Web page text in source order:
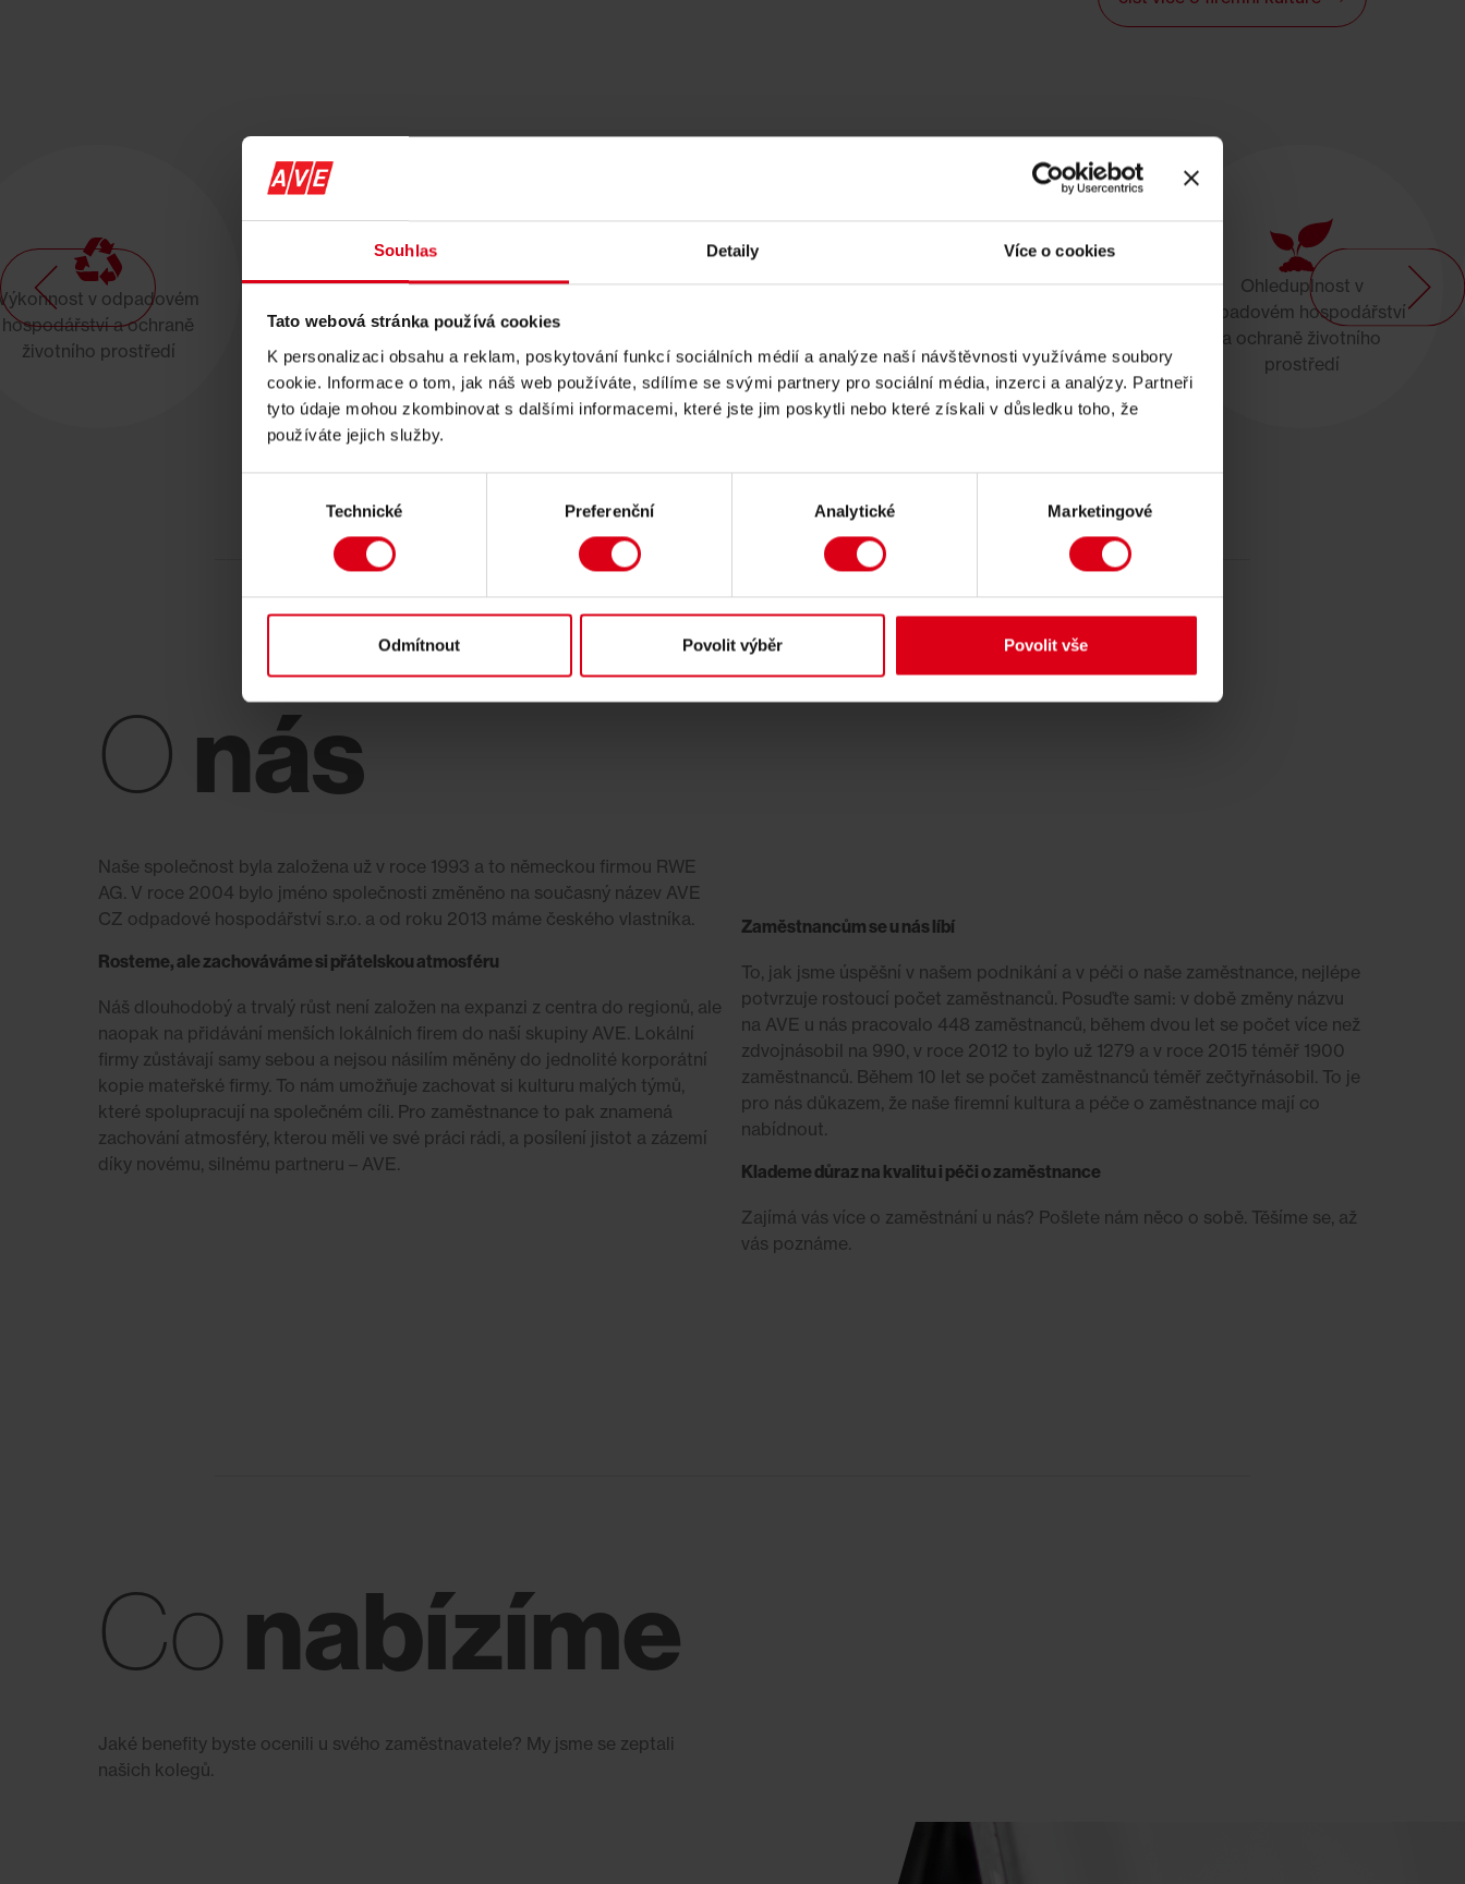
Souhlas Detaily Více o cookies
Tato webová stránka používá cookies
K personalizaci obsahu a reklam, poskytování funkcí sociálních médií a analýze naší návštěvnosti využíváme soubory
cookie. Informace o tom, jak náš web používáte, sdílíme se svými partnery pro sociální média, inzerci a analýzy. Partneři
tyto údaje mohou zkombinovat s dalšími informacemi, které jste jim poskytli nebo které získali v důsledku toho, že
používáte jejich služby.
Technické Preferenční Analytické Marketingové
Odmítnout Povolit výběr Povolit vše
Profesionalita v
prostředí
životního prostředí
Ohleduplnost v
odpadovém hospodářství
a ochraně životního
prostředí
v odpadovém
hospodářství a ochraně
životního prostředí
hospodářství a ochraně
životního prostředí
O nás
Naše společnost byla založena už v roce 1993 a to německou firmou RWE
AG. V roce 2004 bylo jméno společnosti změněno na současný název AVE
CZ odpadové hospodářství s.r.o. a od roku 2013 máme českého vlastníka.
Rosteme, ale zachováváme si přátelskou atmosféru
Náš dlouhodobý a trvalý růst není založen na expanzi z centra do regionů, ale
naopak na přidávání menších lokálních firem do naší skupiny AVE. Lokální
firmy zůstávají samy sebou a nejsou násilím měněny do jednolité korporátní
kopie mateřské firmy. To nám umožňuje zachovat si kulturu malých týmů,
které spolupracují na společném cíli. Pro zaměstnance to pak znamená
zachování atmosféry, kterou měli ve své práci rádi, a posílení jistot a zázemí
díky novému, silnému partneru – AVE.
Zaměstnancům se u nás líbí
To, jak jsme úspěšní v našem podnikání a v péči o naše zaměstnance, nejlépe
potvrzuje rostoucí počet zaměstnanců. Posuďte sami: v době změny názvu
na AVE u nás pracovalo 448 zaměstnanců, během dvou let se počet více než
zdvojnásobil na 990, v roce 2012 to bylo už 1279 a v roce 2015 téměř 1900
zaměstnanců. Během 10 let se počet zaměstnanců téměř zečtyřnásobil. To je
pro nás důkazem, že naše firemní kultura a péče o zaměstnance mají co
nabídnout.
Klademe důraz na kvalitu i péči o zaměstnance
Zajímá vás více o zaměstnání u nás? Pošlete nám něco o sobě. Těšíme se, až
vás poznáme.
Co nabízíme
Jaké benefity byste ocenili u svého zaměstnavatele? My jsme se zeptali
našich kolegů.